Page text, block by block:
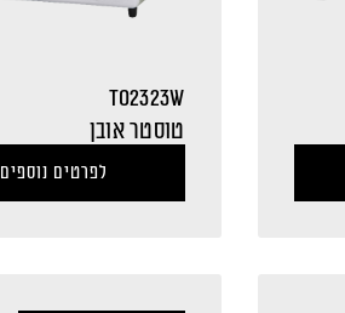
TO2323W
טוסטר אובן
לפרטים נוספים